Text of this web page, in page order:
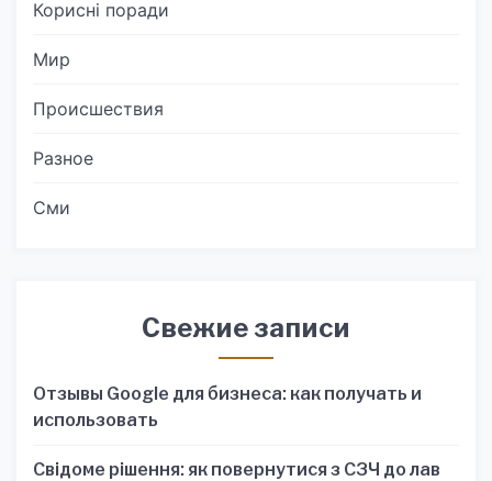
Корисні поради
Мир
Происшествия
Разное
Сми
Свежие записи
Отзывы Google для бизнеса: как получать и
использовать
Свідоме рішення: як повернутися з СЗЧ до лав